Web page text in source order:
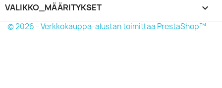
VALIKKO_MÄÄRITYKSET keyboard_arrow_down
© 2026 - Verkkokauppa-alustan toimittaa PrestaShop™